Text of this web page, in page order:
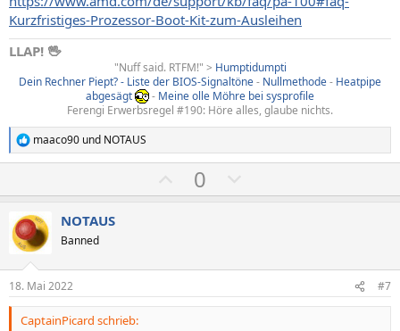
S
t
i
m
m
e
S
t
i
m
m
e
Kurzfristiges-Prozessor-Boot-Kit-zum-Ausleihen
LLAP! 🖖
"Nuff said. RTFM!" > Humptidumpti
Dein Rechner Piept? - Liste der BIOS-Signaltöne- Nullmethode- Heatpipe
abgesägt
- Meine olle Möhre bei sysprofile
Ferengi Erwerbsregel #190: Höre alles, glaube nichts.
R
e
o
n
n
:
maaco90 und NOTAUS
o
t
v
0
e
t
v
NOTAUS
Banned
18. Mai 2022 #7
CaptainPicard schrieb: